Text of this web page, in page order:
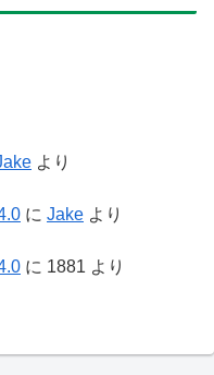
より
に Jake より
に 1881 より